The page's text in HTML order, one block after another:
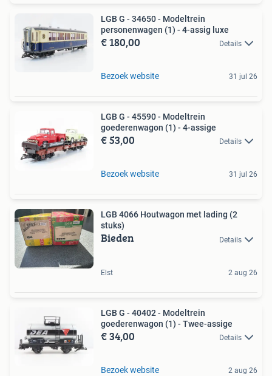
LGB G - 34650 - Modeltrein
personenwagen (1) - 4-assig luxe
€ 180,00 Details
Bezoek website 31 jul 26
LGB G - 45590 - Modeltrein
goederenwagon (1) - 4-assige
€ 53,00 Details
Bezoek website 31 jul 26
LGB 4066 Houtwagon met lading (2
stuks)
Bieden Details
Elst 2 aug 26
LGB G - 40402 - Modeltrein
goederenwagon (1) - Twee-assige
€ 34,00 Details
Bezoek website 2 aug 26